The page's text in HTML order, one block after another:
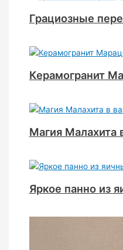
Грациозные
Керамогранит
Магия Малахита
Яркое панно из